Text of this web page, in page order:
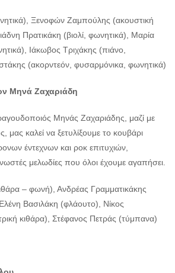
Ξενοφών Ζαμπούλης (ακουστική
Πρατικάκη (βιολί, φωνητικά), Μαρία
Ιάκωβος Τριχάκης (πιάνο,
(ακορντεόν, φυσαρμόνικα, φωνητικά)
Μηνά Ζαχαριάδη
Μηνάς Ζαχαριάδης, μαζί με
μας καλεί να ξετυλίξουμε το κουβάρι
έντεχνων και ροκ επιτυχιών,
μελωδίες που όλοι έχουμε αγαπήσει.
– φωνή), Ανδρέας Γραμματικάκης
Βασιλάκη (φλάουτο), Νίκος
κιθάρα), Στέφανος Πετράς (τύμπανα)